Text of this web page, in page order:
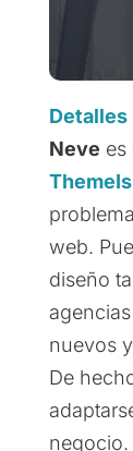
Detalles|
Neve es
web.
diseño
nuevos
De
negocio.